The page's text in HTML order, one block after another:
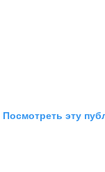
Посмотреть эту